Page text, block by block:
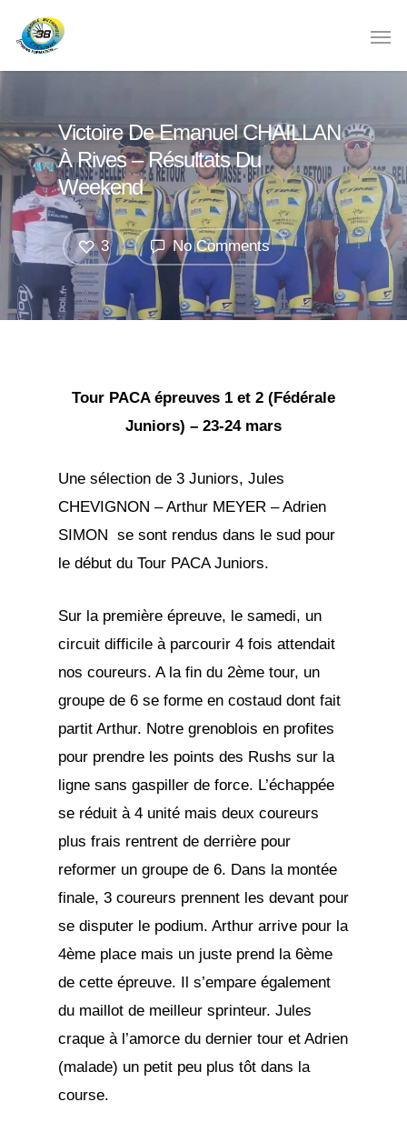
Victoire De Emanuel CHAILLAN
À Rives – Résultats Du
Weekend
No Comments
3
Tour PACA épreuves 1 et 2 (Fédérale
Juniors) – 23-24 mars
Une sélection de 3 Juniors, Jules
CHEVIGNON – Arthur MEYER – Adrien
SIMON se sont rendus dans le sud pour
le début du Tour PACA Juniors.
Sur la première épreuve, le samedi, un
circuit difficile à parcourir 4 fois attendait
nos coureurs. A la fin du 2ème tour, un
groupe de 6 se forme en costaud dont fait
partit Arthur. Notre grenoblois en profites
pour prendre les points des Rushs sur la
ligne sans gaspiller de force. L’échappée
se réduit à 4 unité mais deux coureurs
plus frais rentrent de derrière pour
reformer un groupe de 6. Dans la montée
finale, 3 coureurs prennent les devant pour
se disputer le podium. Arthur arrive pour la
4ème place mais un juste prend la 6ème
de cette épreuve. Il s’empare également
du maillot de meilleur sprinteur. Jules
craque à l’amorce du dernier tour et Adrien
(malade) un petit peu plus tôt dans la
course.